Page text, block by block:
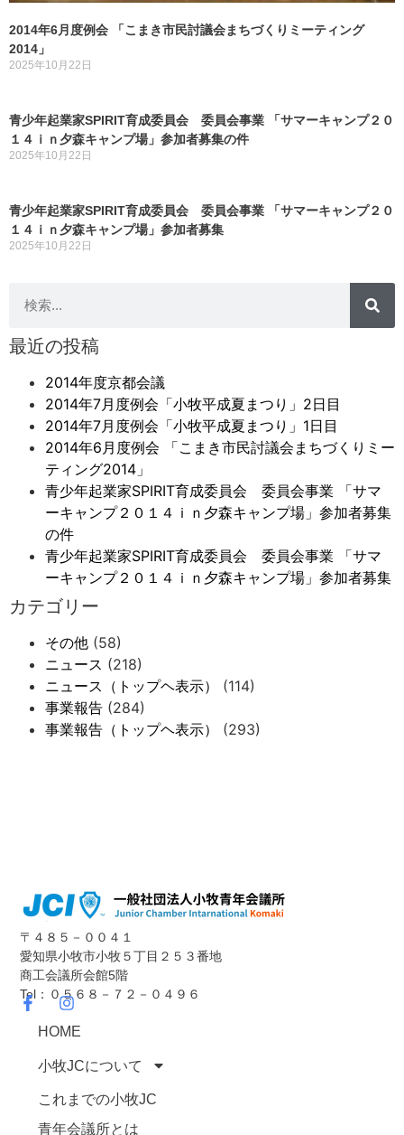
2014年6月度例会 「こまき市民討議会まちづくりミーティング
2014」
2025年10月22日
青少年起業家SPIRIT育成委員会 委員会事業 「サマーキャンプ２０
１４ｉｎ夕森キャンプ場」参加者募集の件
2025年10月22日
青少年起業家SPIRIT育成委員会 委員会事業 「サマーキャンプ２０
１４ｉｎ夕森キャンプ場」参加者募集
2025年10月22日
最近の投稿
2014年度京都会議
2014年7月度例会「小牧平成夏まつり」2日目
2014年7月度例会「小牧平成夏まつり」1日目
2014年6月度例会 「こまき市民討議会まちづくりミー
ティング2014」
青少年起業家SPIRIT育成委員会 委員会事業 「サマ
ーキャンプ２０１４ｉｎ夕森キャンプ場」参加者募集
の件
青少年起業家SPIRIT育成委員会 委員会事業 「サマ
ーキャンプ２０１４ｉｎ夕森キャンプ場」参加者募集
カテゴリー
その他 (58)
ニュース (218)
ニュース（トップヘ表示）
(114)
事業報告 (284)
事業報告（トップヘ表示）
(293)
〒４８５－００４１
愛知県小牧市小牧５丁目２５３番地
商工会議所会館5階
Tel：０５６８－７２－０４９６
HOME
小牧JCについて
これまでの小牧JC
青年会議所とは